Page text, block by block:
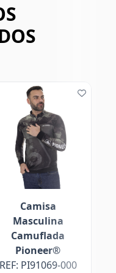
Camisa
Masculina
Camuflada
Pioneer®
PI91069-000